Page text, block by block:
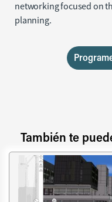
networking focused on
planning.
También te